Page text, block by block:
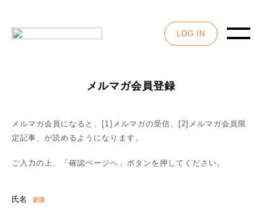
LOG IN
メルマガ会員登録
メルマガ会員になると、[1]メルマガの受信、[2]メルマガ会員限
定記事、が読めるようになります。
ご入力の上、「確認ページへ」ボタンを押してください。
氏名 必須